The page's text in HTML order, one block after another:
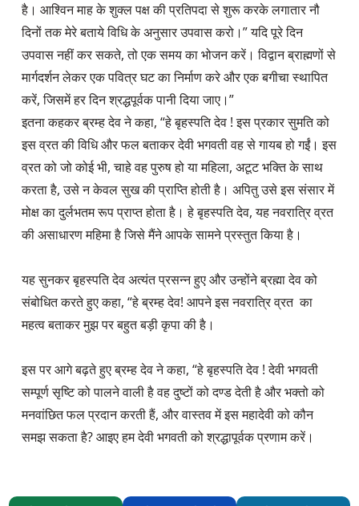
है। आश्विन माह के शुक्ल पक्ष की प्रतिपदा से शुरू करके लगातार नौ
दिनों तक मेरे बताये विधि के अनुसार उपवास करो।” यदि पूरे दिन
उपवास नहीं कर सकते, तो एक समय का भोजन करें। विद्वान ब्राह्मणों से
मार्गदर्शन लेकर एक पवित्र घट का निर्माण करे और एक बगीचा स्थापित
करें, जिसमें हर दिन श्रद्धपूर्वक पानी दिया जाए।”
इतना कहकर ब्रम्ह देव ने कहा, “हे बृहस्पति देव ! इस प्रकार सुमति को
इस व्रत की विधि और फल बताकर देवी भगवती वह से गायब हो गईं। इस
व्रत को जो कोई भी, चाहे वह पुरुष हो या महिला, अटूट भक्ति के साथ
करता है, उसे न केवल सुख की प्राप्ति होती है। अपितु उसे इस संसार में
मोक्ष का दुर्लभतम रूप प्राप्त होता है। हे बृहस्पति देव, यह नवरात्रि व्रत
की असाधारण महिमा है जिसे मैंने आपके सामने प्रस्तुत किया है।
यह सुनकर बृहस्पति देव अत्यंत प्रसन्न हुए और उन्होंने ब्रह्मा देव को
संबोधित करते हुए कहा, “हे ब्रम्ह देव! आपने इस नवरात्रि व्रत  का
महत्व बताकर मुझ पर बहुत बड़ी कृपा की है।
इस पर आगे बढ़ते हुए ब्रम्ह देव ने कहा, “हे बृहस्पति देव ! देवी भगवती
सम्पूर्ण सृष्टि को पालने वाली है वह दुष्टों को दण्ड देती है और भक्तो को
मनवांछित फल प्रदान करती हैं, और वास्तव में इस महादेवी को कौन
समझ सकता है? आइए हम देवी भगवती को श्रद्धापूर्वक प्रणाम करें।